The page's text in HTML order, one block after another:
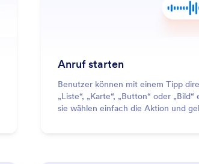
Anruf starten
Benutzer können mit einem Tipp
„Liste“, „Karte“, „Button“ oder
sie wählen einfach die Aktion und